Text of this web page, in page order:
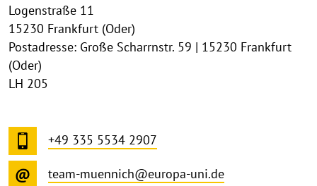
Logenstraße 11
15230 Frankfurt (Oder)
Postadresse: Große Scharrnstr. 59 | 15230 Frankfurt
(Oder)
LH 205
+49 335 5534 2907
team-muennich@europa-uni.de